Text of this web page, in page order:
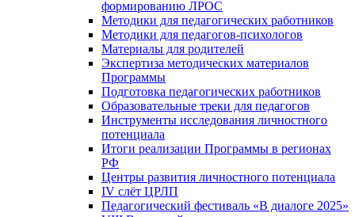
формированию ЛРОС
Методики для педагогических работников
Методики для педагогов-психологов
Материалы для родителей
Экспертиза методических материалов
Программы
Подготовка педагогических работников
Образовательные треки для педагогов
Инструменты исследования личностного
потенциала
Итоги реализации Программы в регионах
РФ
Центры развития личностного потенциала
IV слёт ЦРЛП
Педагогический фестиваль «В диалоге 2025»